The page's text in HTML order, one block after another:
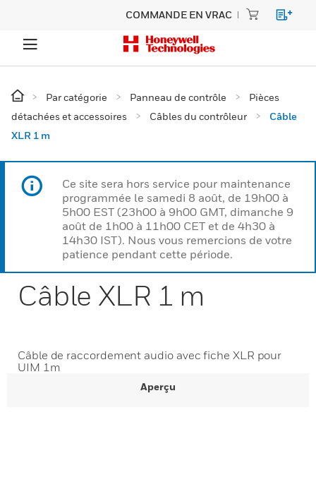
COMMANDE EN VRAC
Par catégorie Panneau de contrôle
Pièces
détachées et accessoires
Câbles du contrôleur
Câble
XLR 1 m
Ce site sera hors service pour maintenance
programmée le samedi 8 août, de 19h00 à
5h00 EST (23h00 à 9h00 GMT, dimanche 9
août de 1h00 à 11h00 CET et de 4h30 à
14h30 IST). Nous vous remercions de votre
patience pendant cette période.
Câble XLR 1 m
Câble de raccordement audio avec fiche XLR pour
UIM 1m
Aperçu